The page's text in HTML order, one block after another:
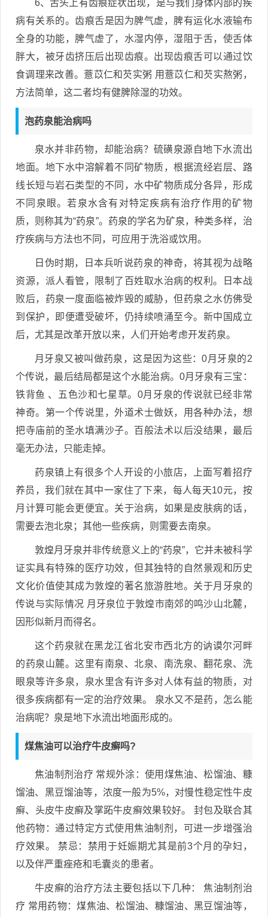
6、舌头上有齿痕症状出现，是与我们身体内部的疾
病有关系的。齿痕舌是因为脾气虚，脾有运化水液输布
全身的功能，脾气虚了，水湿内停，湿阻于舌，使舌体
胖大，被牙齿挤压后出现齿痕。出现齿痕舌可以通过饮
食调理来改善。薏苡仁和芡实粥 用薏苡仁和芡实熬粥，
方法简单，这二者均有健脾除湿的功效。
泡药泉能治病吗
泉水并非药物，却能治病？硫磺泉源自地下水流出
地面。地下水中溶解着不同矿物质，根据流经岩层、路
线长短与岩石类型的不同，水中矿物质成分各异，形成
不同泉眼。若泉水含有对特定疾病有治疗作用的矿物
质，则称其为“药泉”。药泉的学名为矿泉，种类多样，治
疗疾病与方法也不同，可应用于洗浴或饮用。
日伪时期，日本兵听说药泉的神奇，将其视为战略
资源，派人看管，限制了百姓取水治病的权利。日本战
败后，药泉一度面临被炸毁的威胁，但药泉之水仿佛受
到保护，即便遭受破坏，仍持续喷涌至今。新中国成立
后，尤其是改革开放以来，人们开始考虑开发药泉。
月牙泉又被叫做药泉，这是因为这些：0月牙泉的2
个传说，最后结局都是这个水能治病。0月牙泉有三宝：
铁背鱼 、五色沙和七星草。0月牙泉的传说就已经非常
神奇。第一个传说里，外道术士做妖，用各种办法，想
把寺庙前的圣水填满沙子。百般法术以后没结果，最后
毫无办法，只能走掉。
药泉镇上有很多个人开设的小旅店，上面写着招疗
养员，我们就在其中一家住了下来，每人每天10元，按
月计算可能会更便宜。关于治病，如果是皮肤病的话，
需要去泡北泉；其他一些疾病，则需要去南泉。
敦煌月牙泉并非传统意义上的“药泉”，它并未被科学
证实具有特殊的医疗功效，但其独特的自然景观和历史
文化价值使其成为敦煌的著名旅游胜地。关于月牙泉的
传说与实际情况 月牙泉位于敦煌市南郊的鸣沙山北麓，
因形似新月而得名。
这个药泉就在黑龙江省北安市西北方的讷谟尔河畔
的药泉山麓。这里有南泉、北泉、南洗泉、翻花泉、洗
眼泉等许多泉，泉水里含有许多对人体有益的物质，对
很多疾病都有一定的治疗效果。 泉水又不是药，怎么能
治病呢？泉是地下水流出地面形成的。
煤焦油可以治疗牛皮癣吗?
焦油制剂治疗 常规外涂：使用煤焦油、松馏油、糠
馏油、黑豆馏油等，浓度一般为5%，对慢性稳定性牛皮
癣、头皮牛皮癣及掌跖牛皮癣效果较好。 封包及联合其
他药物：通过特定方式使用焦油制剂，可进一步增强治
疗效果。 禁忌：禁用于妊娠期尤其是前3个月的孕妇，
以及伴严重痤疮和毛囊炎的患者。
牛皮癣的治疗方法主要包括以下几种： 焦油制剂治
疗 常用药物：煤焦油、松馏油、糠馏油、黑豆馏油等，